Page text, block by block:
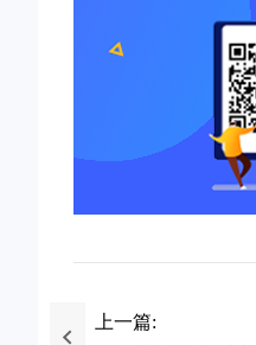
上一篇: